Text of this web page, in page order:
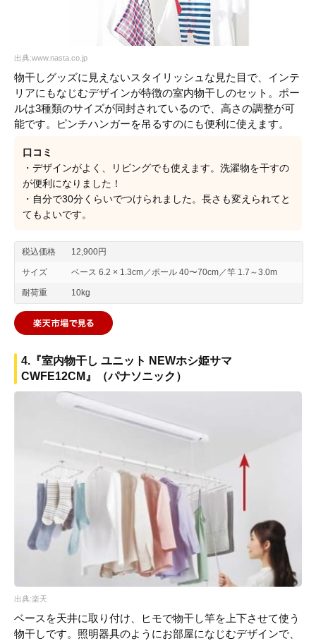
出典:www.nasta.co.jp
物干しグッズに見えないスタイリッシュな見た目で、インテ
リアにもなじむデザインが特徴の室内物干しのセット。ポー
ルは3種類のサイズが同封されているので、高さの調整が可
能です。ピンチハンガーを吊るすのにも便利に使えます。
口コミ
・デザインがよく、リビングでも使えます。洗濯物を干すの
が便利になりました！
・自分で30分くらいでつけられました。長さも変えられてと
てもよいです。
税込価格 12,900円
サイズ ベース 6.2 × 1.3cm／ポール 40〜70cm／竿 1.7～3.0m
耐荷重 10kg
4.『室内物干し ユニット NEWホシ姫サマ
CWFE12CM』（パナソニック）
出典:楽天
ベースを天井に取り付け、ヒモで物干し竿を上下させて使う
物干しです。照明器具のようにお部屋になじむデザインで、